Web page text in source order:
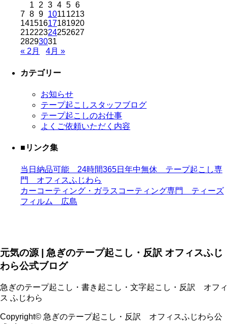
1 2 3 4 5 6
7 8 9 10111213
14151617181920
21222324252627
28293031
« 2月
4月 »
カテゴリー
お知らせ
テープ起こしスタッフブログ
テープ起こしのお仕事
よくご依頼いただく内容
■リンク集
当日納品可能 24時間365日年中無休 テープ起こし専
門 オフィスふじわら
カーコーティング・ガラスコーティング専門 ティーズ
フィルム 広島
元気の源 | 急ぎのテープ起こし・反訳 オフィスふじ
わら公式ブログ
急ぎのテープ起こし・書き起こし・文字起こし・反訳 オフィ
ス ふじわら
Copyright© 急ぎのテープ起こし・反訳 オフィスふじわら公